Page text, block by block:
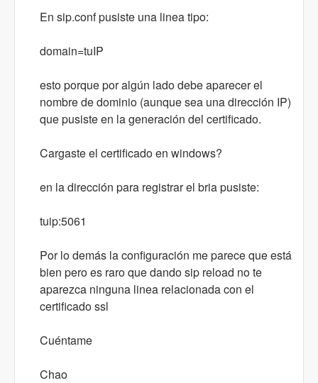
En sip.conf pusiste una linea tipo:
domain=tuIP
esto porque por algún lado debe aparecer el
nombre de dominio (aunque sea una dirección IP)
que pusiste en la generación del certificado.
Cargaste el certificado en windows?
en la dirección para registrar el bria pusiste:
tuip:5061
Por lo demás la configuración me parece que está
bien pero es raro que dando sip reload no te
aparezca ninguna linea relacionada con el
certificado ssl
Cuéntame
Chao